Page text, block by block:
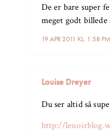
19 APR 2011 KL. 1:58 PM
De er bare super
meget godt billede
Louise Dreyer
Du ser altid så
http://